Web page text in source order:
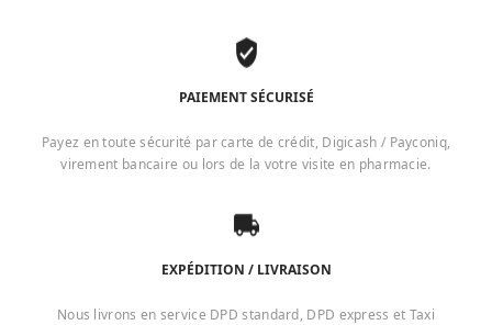
PAIEMENT SÉCURISÉ
Payez en toute sécurité par carte de crédit, Digicash / Payconiq,
virement bancaire ou lors de la votre visite en pharmacie.
EXPÉDITION / LIVRAISON
Nous livrons en service DPD standard, DPD express et Taxi